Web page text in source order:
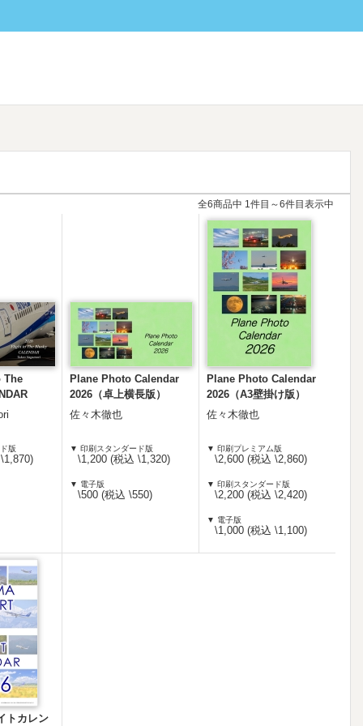
全6商品中 1件目～6件目表示中
The
版
Plane Photo Calendar
2026（卓上横長版）
佐々木徹也
▼ 印刷スタンダード版
\1,200 (税込 \1,320)
▼ 電子版
\500 (税込 \550)
Plane Photo Calendar
2026（A3壁掛け版）
佐々木徹也
▼ 印刷プレミアム版
\2,600 (税込 \2,860)
▼ 印刷スタンダード版
\2,200 (税込 \2,420)
▼ 電子版
\1,000 (税込 \1,100)
トカレン